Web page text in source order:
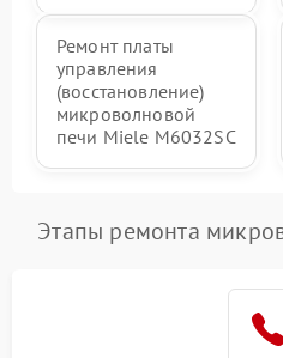
Ремонт платы
управления
(восстановление)
микроволновой
печи Miele M6032SC
Этапы ремонта